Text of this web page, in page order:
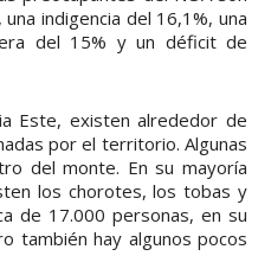
indigencia del 16,1%, una
del 15% y un déficit de
Este, existen alrededor de
por el territorio. Algunas
del monte. En su mayoría
los chorotes, los tobas y
de 17.000 personas, en su
también hay algunos pocos